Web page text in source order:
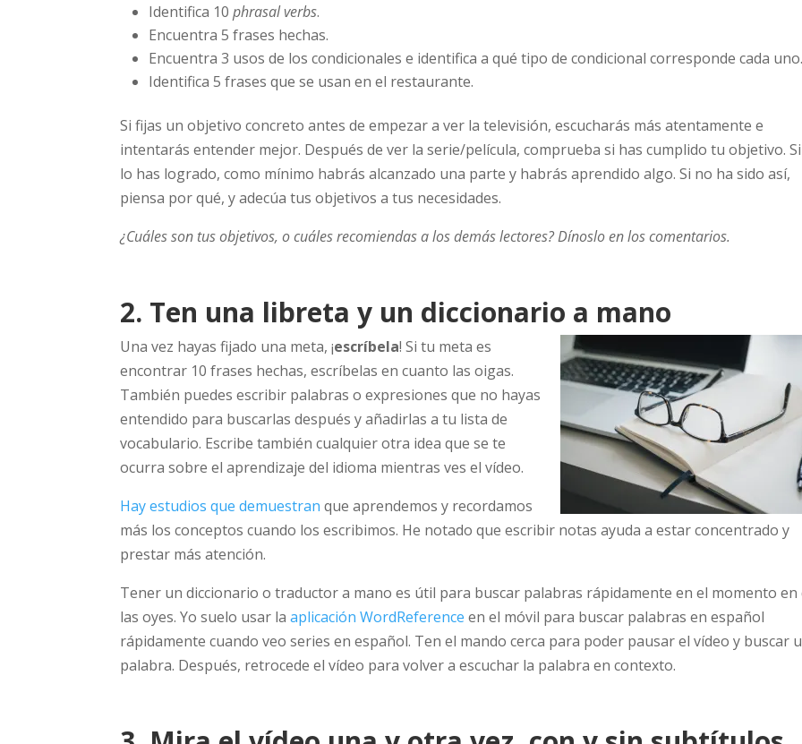
Identifica 10phrasal verbs.
Encuentra 5 frases hechas.
Encuentra 3 usos de los condicionales e identifica a qué tipo de condicional corresponde cada uno.
Identifica 5 frases que se usan en el restaurante.
Si fijas un objetivo concreto antes de empezar a ver la televisión, escucharás más atentamente e
intentarás entender mejor. Después de ver la serie/película, comprueba si has cumplido tu objetivo.
lo has logrado, como mínimo habrás alcanzado una parte y habrás aprendido algo. Si no ha sido así,
piensa por qué, y adecúa tus objetivos a tus necesidades.
¿Cuáles son tus objetivos, o cuáles recomiendas a los demás lectores? Dínoslo en los comentarios.
2. Ten una libreta y un diccionario a mano
Una vez hayas fijado una meta, ¡escríbela! Si tu meta es
encontrar 10 frases hechas, escríbelas en cuanto las oigas.
También puedes escribir palabras o expresiones que no hayas
entendido para buscarlas después y añadirlas a tu lista de
vocabulario. Escribe también cualquier otra idea que se te
ocurra sobre el aprendizaje del idioma mientras ves el vídeo.
Hay estudios que demuestran que aprendemos y recordamos
más los conceptos cuando los escribimos. He notado que escribir notas ayuda a estar concentrado y
prestar más atención.
Tener un diccionario o traductor a mano es útil para buscar palabras rápidamente en el momento en
las oyes. Yo suelo usar laaplicación WordReference en el móvil para buscar palabras en español
rápidamente cuando veo series en español. Ten el mando cerca para poder pausar el vídeo y buscar
palabra. Después, retrocede el vídeo para volver a escuchar la palabra en contexto.